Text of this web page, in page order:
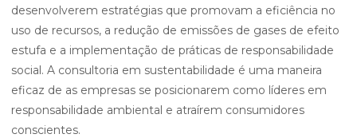
desenvolverem estratégias que promovam a eficiência no
uso de recursos, a redução de emissões de gases de efeito
estufa e a implementação de práticas de responsabilidade
social. A consultoria em sustentabilidade é uma maneira
eficaz de as empresas se posicionarem como líderes em
responsabilidade ambiental e atraírem consumidores
conscientes.